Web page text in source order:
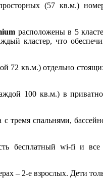
(57 кв.м.)
расположены в 5
кластер, что
72 кв.м.) отдельно
100 кв.м.) в
с тремя спальнями,
бесплатный wi-fi и все
– 2-е взрослых. Дети